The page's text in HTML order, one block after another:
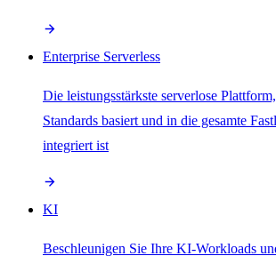
Enterprise Serverless
Die leistungsstärkste serverlose
Standards basiert und in die gesamte
integriert ist
KI
Beschleunigen Sie Ihre KI-Workloads